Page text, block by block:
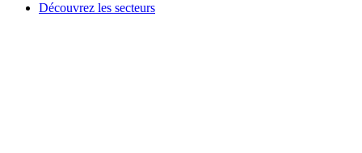
Découvrez les secteurs